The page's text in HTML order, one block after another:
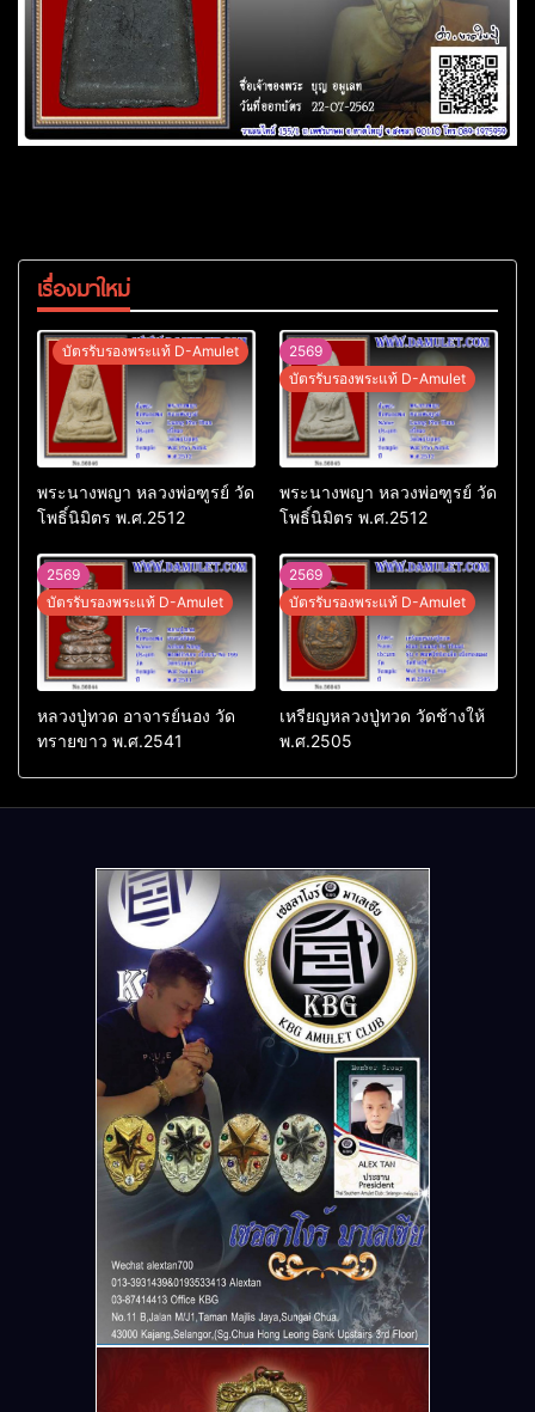
เรื่องมาใหม่
บัตรรับรองพระแท้ D-Amulet
พระนางพญา หลวงพ่อฑูรย์ วัด
โพธิ์นิมิตร พ.ศ.2512
2569
บัตรรับรองพระแท้ D-Amulet
พระนางพญา หลวงพ่อฑูรย์ วัด
โพธิ์นิมิตร พ.ศ.2512
2569
บัตรรับรองพระแท้ D-Amulet
หลวงปู่ทวด อาจารย์นอง วัด
ทรายขาว พ.ศ.2541
2569
บัตรรับรองพระแท้ D-Amulet
เหรียญหลวงปู่ทวด วัดช้างให้
พ.ศ.2505